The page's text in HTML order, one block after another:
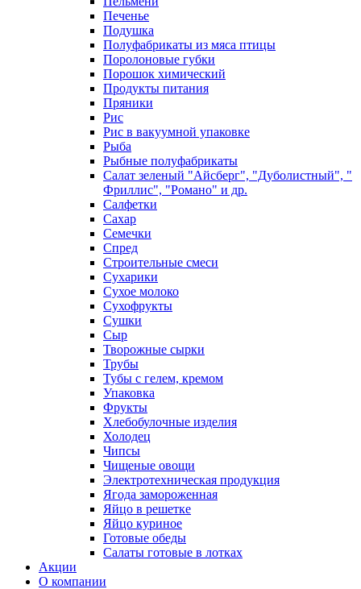
Печенье
Подушка
Полуфабрикаты из мяса птицы
Поролоновые губки
Порошок химический
Продукты питания
Пряники
Рис
Рис в вакуумной упаковке
Рыба
Рыбные полуфабрикаты
Салат зеленый "Айсберг", "Дуболистный", "
Фриллис", "Романо" и др.
Салфетки
Сахар
Семечки
Спред
Строительные смеси
Сухарики
Сухое молоко
Сухофрукты
Сушки
Сыр
Творожные сырки
Трубы
Тубы с гелем, кремом
Упаковка
Фрукты
Хлебобулочные изделия
Холодец
Чипсы
Чищеные овощи
Электротехническая продукция
Ягода замороженная
Яйцо в решетке
Яйцо куриное
Готовые обеды
Салаты готовые в лотках
Акции
О компании